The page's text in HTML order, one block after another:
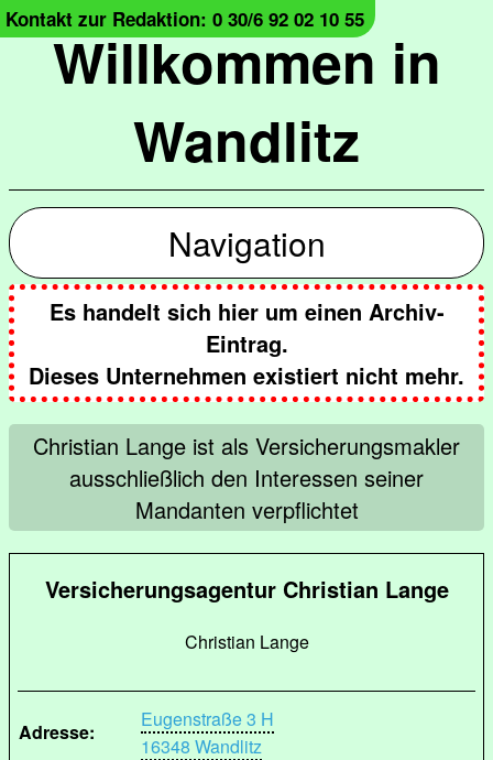
Willkommen in
Wandlitz
Kontakt zur Redaktion: 0 30/6 92 02 10 55
Navigation
Es handelt sich hier um einen Archiv-
Eintrag.
Dieses Unternehmen existiert nicht mehr.
Christian Lange ist als Versicherungsmakler
ausschließlich den Interessen seiner
Mandanten verpflichtet
Versicherungsagentur Christian Lange
Christian Lange
Adresse:
Eugenstraße 3 H
16348 Wandlitz